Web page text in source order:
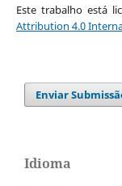
Este trabalho está
Attribution 4.0
Enviar
Idioma